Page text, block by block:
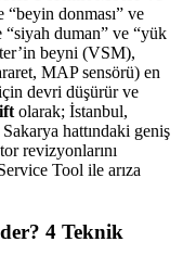
donması” ve
“siyah duman” ve “yük
beyni (VSM),
MAP sensörü) en
devri düşürür ve
olarak; İstanbul,
hattındaki geniş
revizyonlarını
Tool ile arıza
4 Teknik